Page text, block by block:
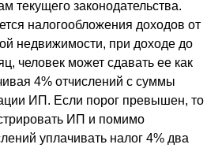
текущего законодательства.
налогообложения доходов от
недвижимости, при доходе до
человек может сдавать ее как
4% отчислений с суммы
ИП. Если порог превышен, то
ИП и помимо
уплачивать налог 4% два